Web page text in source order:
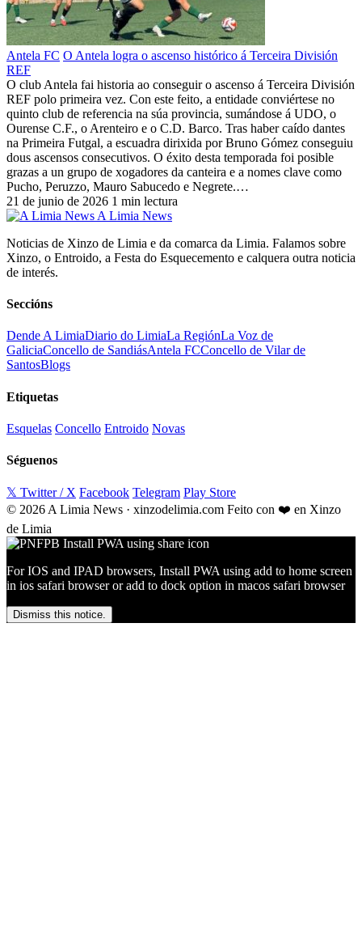
Antela FC O Antela logra o ascenso histórico á Terceira División
REF
O club Antela fai historia ao conseguir o ascenso á Terceira División
REF polo primeira vez. Con este feito, a entidade conviértese no
quinto club de referencia na súa provincia, sumándose á UDO, o
Ourense C.F., o Arenteiro e o C.D. Barco. Tras haber caído dantes
na Primeira Futgal, a escuadra dirixida por Bruno Gómez conseguiu
dous ascensos consecutivos. O éxito desta temporada foi posible
grazas a un grupo de xogadores da canteira e a nomes clave como
Pucho, Peruzzo, Mauro Sabucedo e Negrete.…
21 de junio de 2026 1 min lectura
A Limia News
Noticias de Xinzo de Limia e da comarca da Limia. Falamos sobre
Xinzo, o Entroido, a Festa do Esquecemento e calquera outra noticia
de interés.
Seccións
Dende A LimiaDiario do LimiaLa RegiónLa Voz de
GaliciaConcello de SandiásAntela FCConcello de Vilar de
SantosBlogs
Etiquetas
Esquelas Concello Entroido Novas
Séguenos
𝕏 Twitter / X Facebook Telegram Play Store
© 2026 A Limia News · xinzodelimia.com Feito con ❤️ en Xinzo
de Limia
For IOS and IPAD browsers, Install PWA using add to home screen
in ios safari browser or add to dock option in macos safari browser
Dismiss this notice.